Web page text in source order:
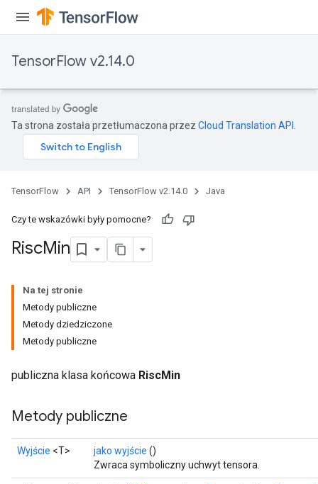
TensorFlow v2.14.0
Ta strona została przetłumaczona przez Cloud Translation API
TensorFlow API TensorFlow v2.14.0 Java
Czy te wskazówki były pomocne?
RiscMin
Na tej stronie
Metody publiczne
Metody dziedziczone
Metody publiczne
publiczna klasa końcowa RiscMin
Metody publiczne
Wyjście <T> jako wyjście ()
Zwraca symboliczny uchwyt tensora.